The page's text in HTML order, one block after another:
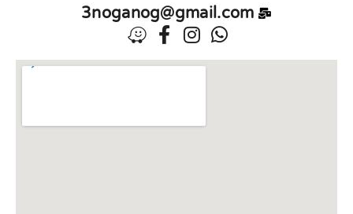
3noganog@gmail.com